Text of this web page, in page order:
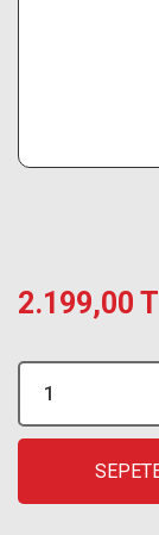
2.199,00